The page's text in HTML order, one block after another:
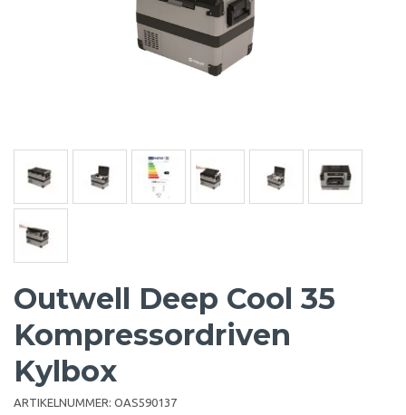
Outwell Deep Cool 35
Kompressordriven
Kylbox
ARTIKELNUMMER: OAS590137